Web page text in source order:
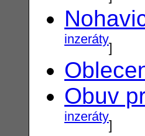
inzeráty]
Obuv
inzeráty]